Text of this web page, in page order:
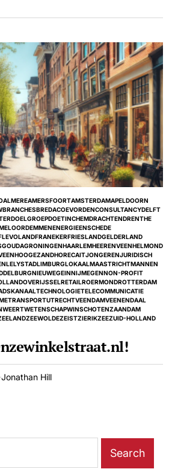
ALMEREAMERSFOORTAMSTERDAMAPELDOORN
BRANCHESBREDACOEVORDENCONSULTANCYDELFT
DOELGROEPDOETINCHEMDRACHTENDRENTHE
EMMENENERGIEENSCHEDE
FRANEKERFRIESLANDGELDERLAND
GOUDAGRONINGENHAARLEMHEERENVEENHELMOND
HOOGEZANDHORECAITJONGERENJURIDISCH
LELYSTADLIMBURGLOKAALMAASTRICHTMANNEN
NIEUWEGEINNIJMEGENNON-PROFIT
OVERIJSSELRETAILROERMONDROTTERDAM
TECHNOLOGIETELECOMMUNICATIE
TRANSPORTUTRECHTVEENDAMVEENENDAAL
WEERTWETENSCHAPWINSCHOTENZAANDAM
ZEEWOLDEZEISTZIERIKZEEZUID-HOLLAND
Jonathan Hill